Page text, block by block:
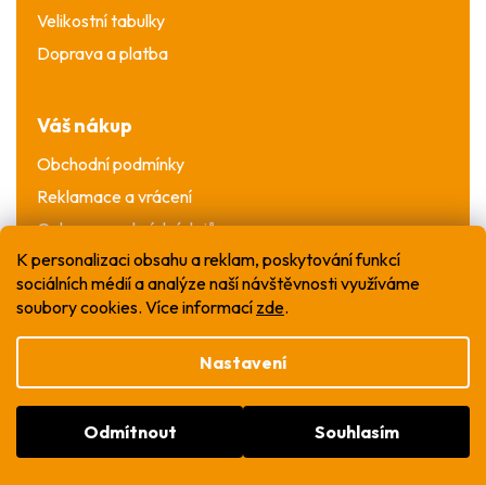
K personalizaci obsahu a reklam, poskytování funkcí
sociálních médií a analýze naší návštěvnosti využíváme
soubory cookies. Více informací zde.
Nastavení
Odmítnout Souhlasím
Velikostní tabulky
Doprava a platba
Váš nákup
Obchodní podmínky
Reklamace a vrácení
Ochrana osobních údajů
Vytvořil Shoptet
Copyright 2026
. Všechna práva
vyhrazena.Upravit nastavení cookies